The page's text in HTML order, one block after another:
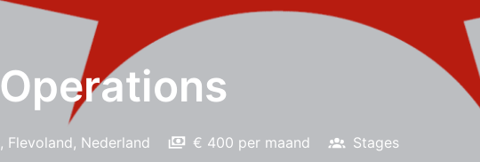
, Flevoland, Nederland € 400 per maand Stages